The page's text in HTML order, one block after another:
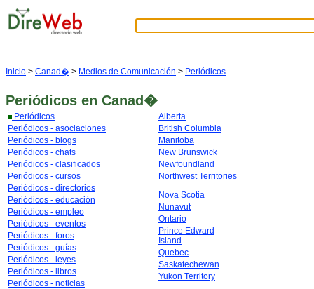
Inicio > Canad� > Medios de Comunicación > Periódicos
Periódicos en Canad�
Periódicos
Periódicos - asociaciones
Periódicos - blogs
Periódicos - chats
Periódicos - clasificados
Periódicos - cursos
Periódicos - directorios
Periódicos - educación
Periódicos - empleo
Periódicos - eventos
Periódicos - foros
Periódicos - guías
Periódicos - leyes
Periódicos - libros
Periódicos - noticias
Alberta
British Columbia
Manitoba
New Brunswick
Newfoundland
Northwest Territories
Nova Scotia
Nunavut
Ontario
Prince Edward
Island
Quebec
Saskatechewan
Yukon Territory